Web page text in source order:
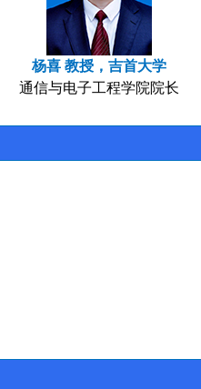
杨喜 教授，吉首大学
通信与电子工程学院院长